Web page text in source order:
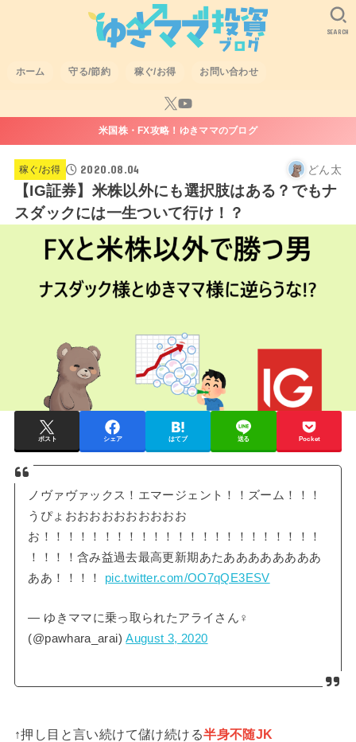
ホーム 守る/節約 稼ぐ/お得 お問い合わせ
SEARCH
米国株・FX攻略！ゆきママのブログ
稼ぐ/お得 2020.08.04 どん太
【IG証券】米株以外にも選択肢はある？でもナ
スダックには一生ついて行け！？
ポスト シェア はてブ 送る Pocket
ノヴァヴァックス！エマージェント！！ズーム！！！
うぴょおおおおおおおおおお
お！！！！！！！！！！！！！！！！！！！！！！！
！！！！含み益過去最高更新期あたああああああああ
ああ！！！！ pic.twitter.com/OO7qQE3ESV
— ゆきママに乗っ取られたアライさん♀
(@pawhara_arai)August 3, 2020
↑押し目と言い続けて儲け続ける半身不随JK